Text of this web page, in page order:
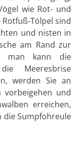
wie Rot- und
Tölpel sind
und nisten in
am Rand zur
man kann die
Meeresbrise
werden Sie an
vorbeigehen und
erreichen,
die Sumpfohreule